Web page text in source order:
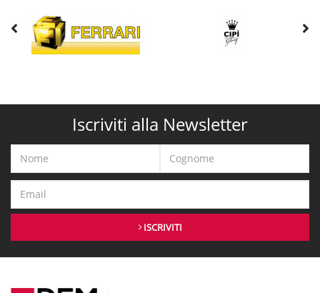
Iscriviti alla Newsletter
ISCRIVITI